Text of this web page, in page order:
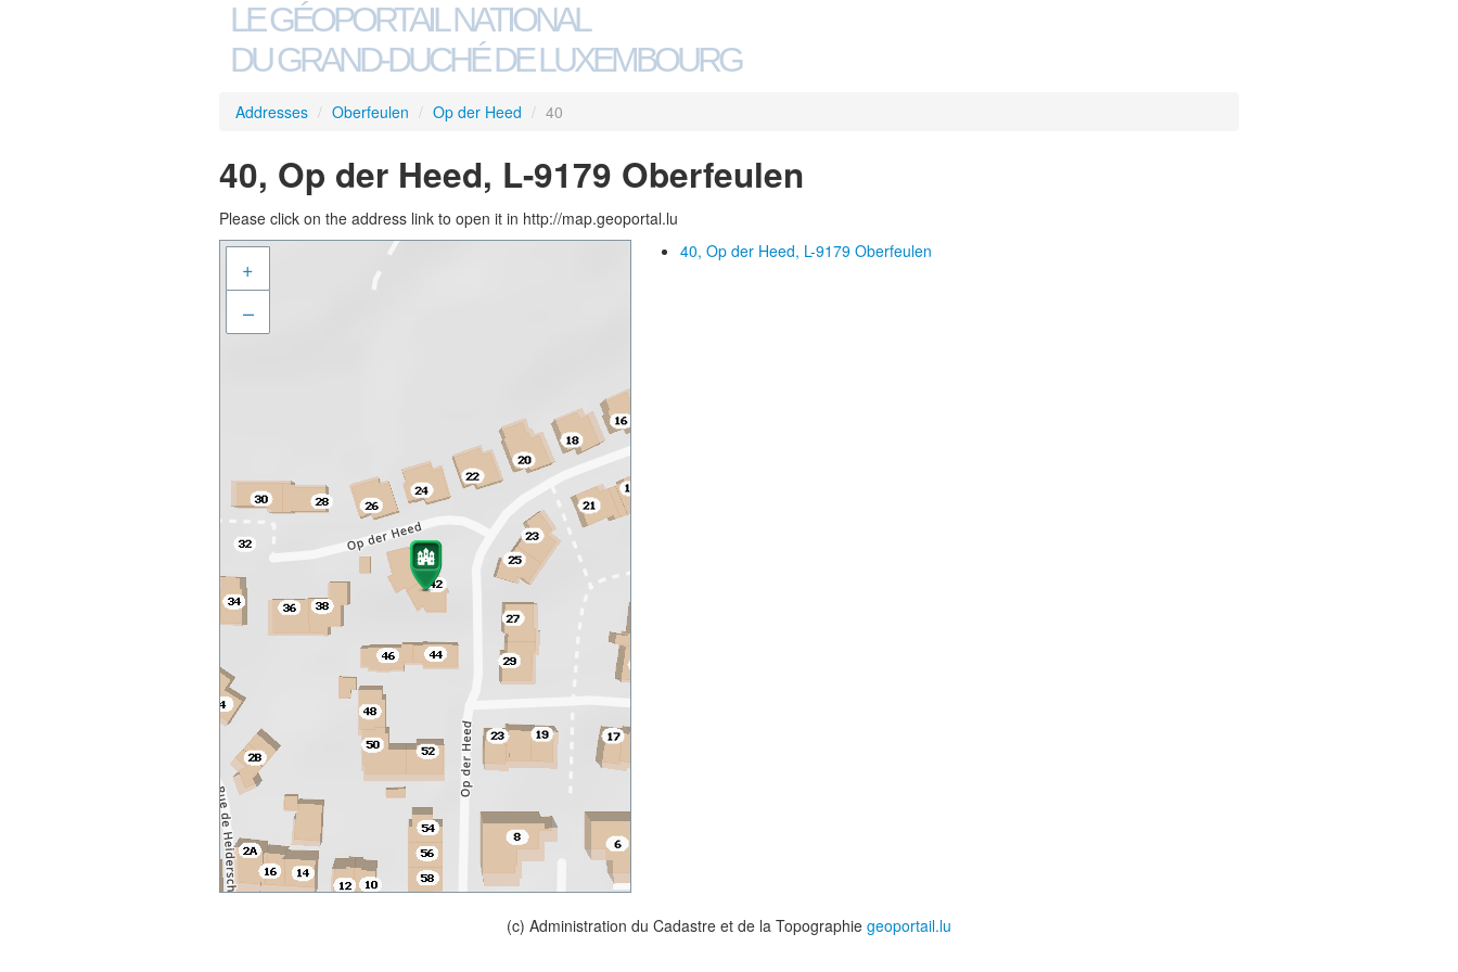
LE GÉOPORTAIL NATIONAL
DU GRAND-DUCHÉ DE LUXEMBOURG
Addresses / Oberfeulen / Op der Heed / 40
40, Op der Heed, L-9179 Oberfeulen
Please click on the address link to open it in http://map.geoportal.lu
+
–
40, Op der Heed, L-9179 Oberfeulen
(c) Administration du Cadastre et de la Topographie geoportail.lu